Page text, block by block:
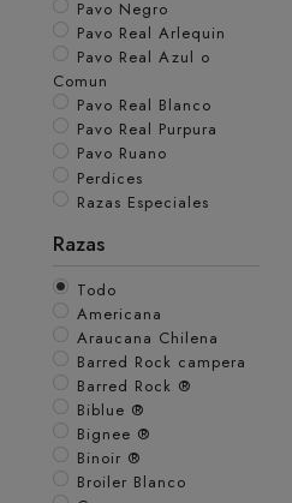
Pavo Negro
Pavo Real Arlequin
Pavo Real Azul o
Comun
Pavo Real Blanco
Pavo Real Purpura
Pavo Ruano
Perdices
Razas Especiales
Razas
Todo
Americana
Araucana Chilena
Barred Rock campera
Barred Rock ®
Biblue ®
Bignee ®
Binoir ®
Broiler Blanco